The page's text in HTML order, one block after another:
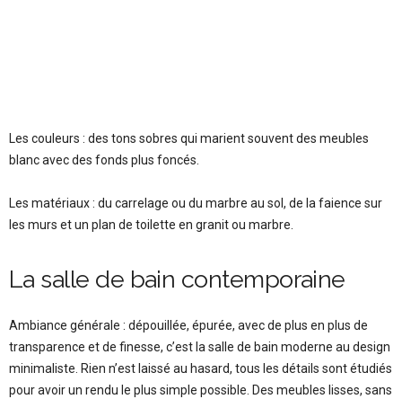
Les couleurs : des tons sobres qui marient souvent des meubles
blanc avec des fonds plus foncés.
Les matériaux : du carrelage ou du marbre au sol, de la faience sur
les murs et un plan de toilette en granit ou marbre.
La salle de bain contemporaine
Ambiance générale : dépouillée, épurée, avec de plus en plus de
transparence et de finesse, c’est la salle de bain moderne au design
minimaliste. Rien n’est laissé au hasard, tous les détails sont étudiés
pour avoir un rendu le plus simple possible. Des meubles lisses, sans